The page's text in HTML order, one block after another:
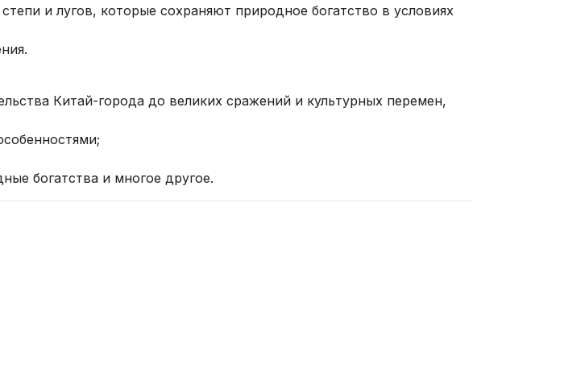
и лугов, которые сохраняют природное богатство в условиях
Китай-города до великих сражений и культурных перемен,
богатства и многое другое.